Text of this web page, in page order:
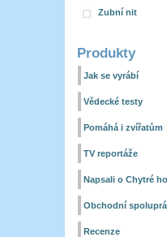
Zubní nit
Produkty
Jak se vyrábí
Vědecké testy
Pomáhá i zvířatům
TV reportáže
Napsali o Chytré
Obchodní
Recenze